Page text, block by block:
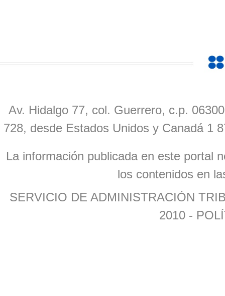
Av. Hidalgo 77, col. Guerrero, c.p.
728, desde Estados Unidos y Canadá 1
La información publicada en este portal
los contenidos en
SERVICIO DE ADMINISTRACIÓN
2010 -